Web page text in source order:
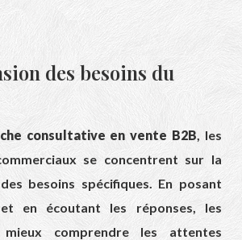
des besoins du
consultative en vente B2B, les
se concentrent sur la
besoins spécifiques. En posant
en écoutant les réponses, les
mieux comprendre les attentes